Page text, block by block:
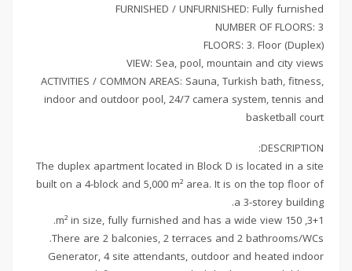
FURNISHED / UNFURNISHED: Fully furnished
NUMBER OF FLOORS: 3
FLOORS: 3. Floor (Duplex)
VIEW: Sea, pool, mountain and city views
ACTIVITIES / COMMON AREAS: Sauna, Turkish bath, fitness,
indoor and outdoor pool, 24/7 camera system, tennis and
basketball court
DESCRIPTION:
The duplex apartment located in Block D is located in a site
built on a 4-block and 5,000 m² area. It is on the top floor of
a 3-storey building.
3+1, 150 m² in size, fully furnished and has a wide view.
There are 2 balconies, 2 terraces and 2 bathrooms/WCs.
Generator, 4 site attendants, outdoor and heated indoor